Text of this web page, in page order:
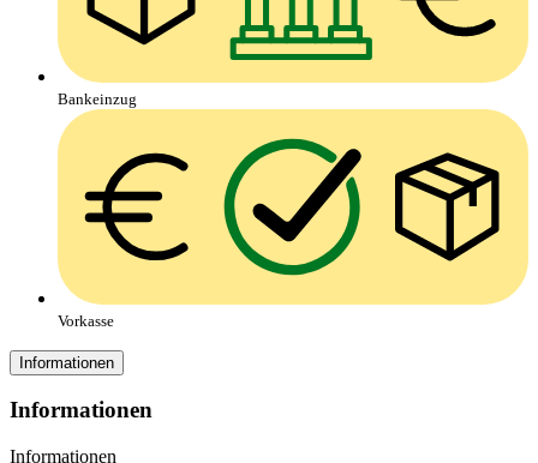
Bankeinzug
Vorkasse
Informationen
Informationen
Informationen